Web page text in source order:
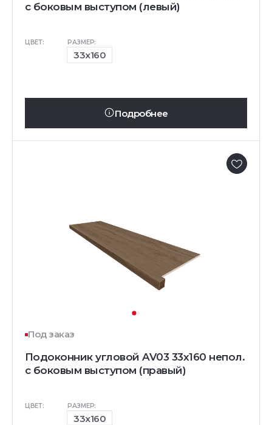
с боковым выступом (левый)
ЦВЕТ: РАЗМЕР:
33x160
Подробнее
Под заказ
Подоконник угловой AV03 33х160 непол.
с боковым выступом (правый)
ЦВЕТ: РАЗМЕР:
33x160